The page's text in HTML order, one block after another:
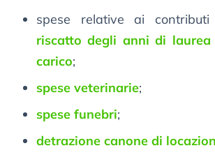
spese relative ai
riscatto degli anni di
carico;
spese veterinarie;
spese funebri;
detrazione canone di